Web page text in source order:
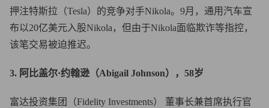
押注特斯拉（Tesla）的竞争对手Nikola。9月，通用汽车宣
布以20亿美元入股Nikola，但由于Nikola面临欺诈等指控，
该笔交易被迫推迟。
3. 阿比盖尔·约翰逊（Abigail Johnson），58岁
富达投资集团（Fidelity Investments） 董事长兼首席执行官